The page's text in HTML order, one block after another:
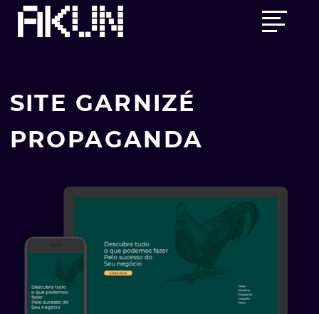
Main
Skip
SITE GARNIZÉ
PROPAGANDA